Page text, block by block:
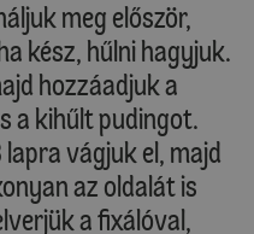
meg először,
kész, hűlni hagyjuk.
hozzáadjuk a
a kihűlt pudingot.
vágjuk el, majd
az oldalát is
a fixálóval,